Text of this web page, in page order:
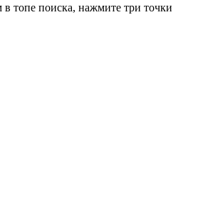
топе поиска, нажмите три точки